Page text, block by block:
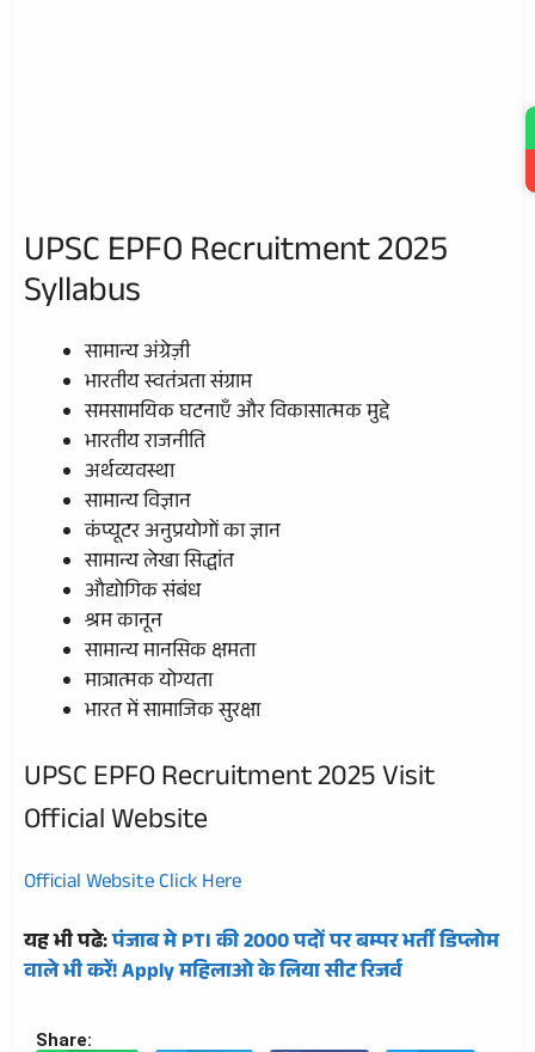
UPSC EPFO Recruitment 2025
Syllabus
सामान्य अंग्रेज़ी
भारतीय स्वतंत्रता संग्राम
समसामयिक घटनाएँ और विकासात्मक मुद्दे
भारतीय राजनीति
अर्थव्यवस्था
सामान्य विज्ञान
कंप्यूटर अनुप्रयोगों का ज्ञान
सामान्य लेखा सिद्धांत
औद्योगिक संबंध
श्रम कानून
सामान्य मानसिक क्षमता
मात्रात्मक योग्यता
भारत में सामाजिक सुरक्षा
UPSC EPFO Recruitment 2025 Visit
Official Website
Official Website Click Here
यह भी पढे:पंजाब मे PTI की 2000 पदों पर बम्पर भर्ती डिप्लोम
वाले भी करें! Apply महिलाओ के लिया सीट रिजर्व
Share: